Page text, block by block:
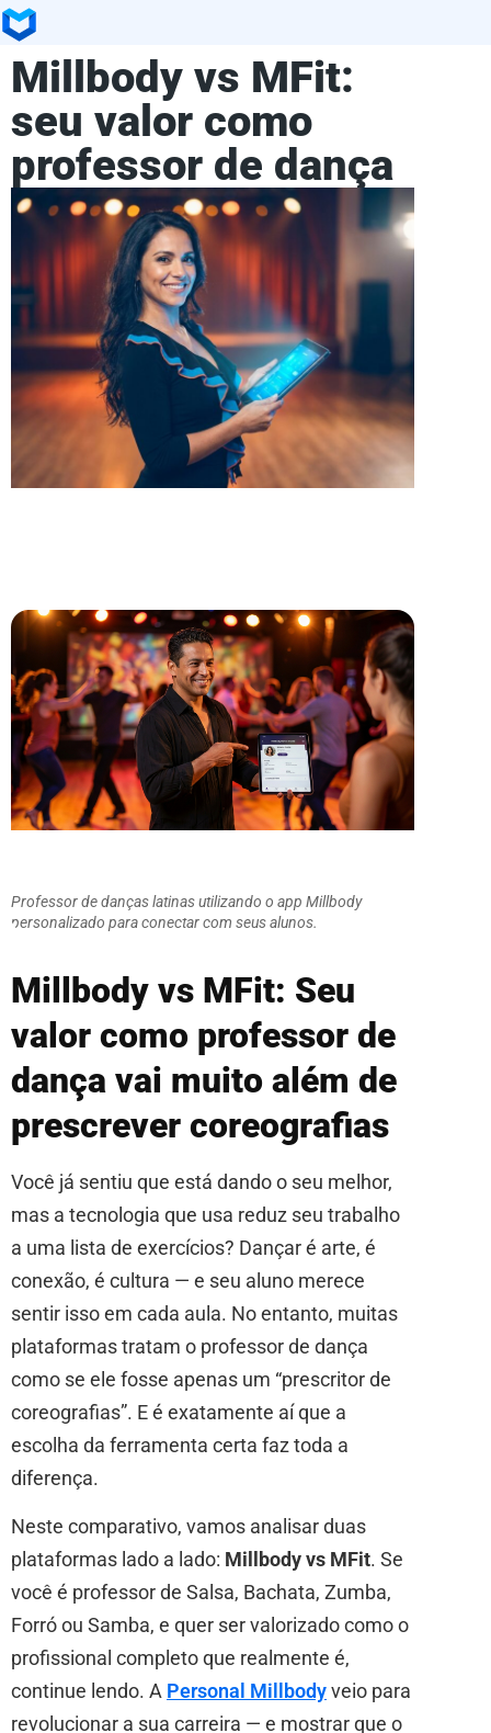
Millbody vs MFit:
seu valor como
professor de dança
Professor de danças latinas utilizando o app Millbody
personalizado para conectar com seus alunos.
Millbody vs MFit: Seu
valor como professor de
dança vai muito além de
prescrever coreografias
Você já sentiu que está dando o seu melhor,
mas a tecnologia que usa reduz seu trabalho
a uma lista de exercícios? Dançar é arte, é
conexão, é cultura — e seu aluno merece
sentir isso em cada aula. No entanto, muitas
plataformas tratam o professor de dança
como se ele fosse apenas um “prescritor de
coreografias”. E é exatamente aí que a
escolha da ferramenta certa faz toda a
diferença.
Neste comparativo, vamos analisar duas
plataformas lado a lado: Millbody vs MFit. Se
você é professor de Salsa, Bachata, Zumba,
Forró ou Samba, e quer ser valorizado como o
profissional completo que realmente é,
continue lendo. A Personal Millbodyveio para
revolucionar a sua carreira — e mostrar que o